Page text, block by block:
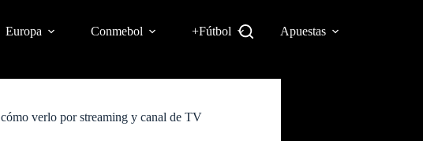
Europa Conmebol +Fútbol Apuestas
verlo por streaming y canal de TV